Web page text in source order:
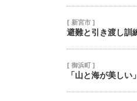
[ 新宮市 ]
避難と引き渡し
[ 御浜町 ]
「山と海が美し